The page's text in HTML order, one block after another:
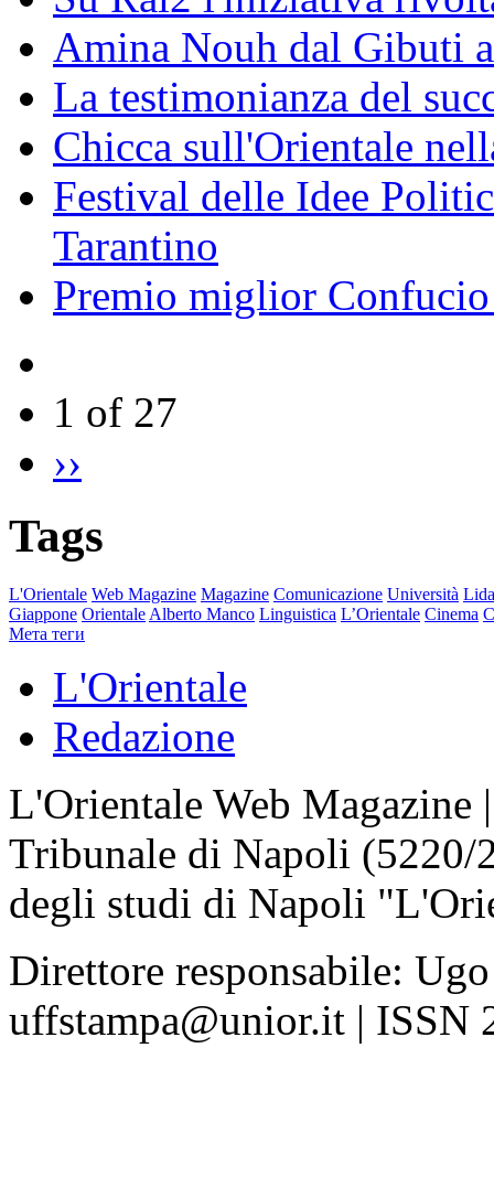
Amina Nouh dal Gibuti
La testimonianza del
Chicca sull'Orientale
Festival delle Idee
Tarantino
Premio miglior
1 of 27
››
Tags
L'Orientale Web Magazine Magazine Comunicazione Università
Giappone Orientale Alberto Manco Linguistica L’Orientale Cinema
Мета теги
L'Orientale
Redazione
L'Orientale Web Magazine
Tribunale di Napoli
degli studi di Napoli
Direttore responsabile:
uffstampa@unior.it | ISSN